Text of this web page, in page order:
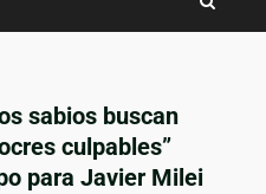
sabios buscan
culpables”
para Javier Milei